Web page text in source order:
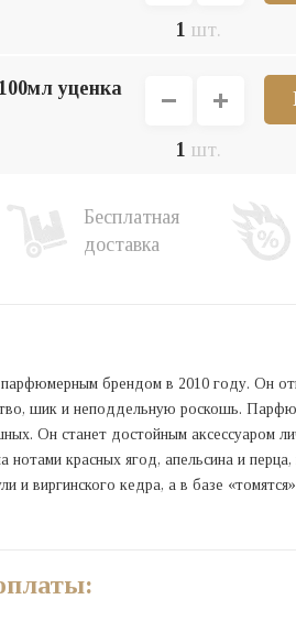
1 шт.
уценка
1 шт.
Бесплатная
доставка
брендом в 2010 году. Он
шик и неподдельную роскошь.
Он станет достойным аксессуаром
красных ягод, апельсина и перца,
и виргинского кедра, а в базе «томятся»